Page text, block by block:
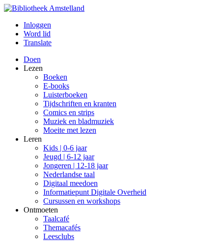
Inloggen
Word lid
Translate
Doen
Lezen
Boeken
E-books
Luisterboeken
Tijdschriften en kranten
Comics en strips
Muziek en bladmuziek
Moeite met lezen
Leren
Kids | 0-6 jaar
Jeugd | 6-12 jaar
Jongeren | 12-18 jaar
Nederlandse taal
Digitaal meedoen
Informatiepunt Digitale Overheid
Cursussen en workshops
Ontmoeten
Taalcafé
Themacafés
Leesclubs